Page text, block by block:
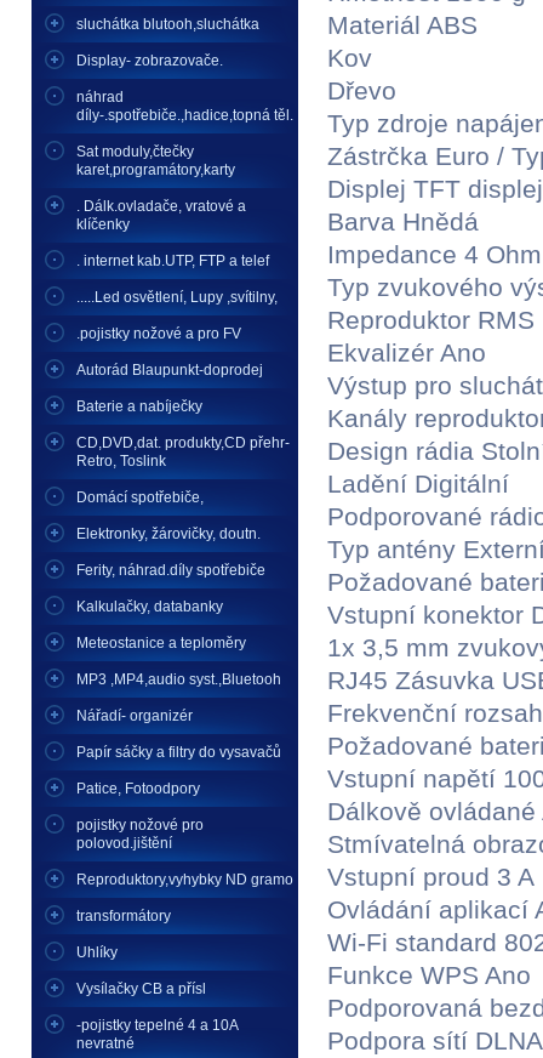
sluchátka blutooh,sluchátka
Display- zobrazovače.
náhrad
díly-.spotřebiče.,hadice,topná těl.
Sat moduly,čtečky
karet,programátory,karty
. Dálk.ovladače, vratové a
klíčenky
. internet kab.UTP, FTP a telef
.....Led osvětlení, Lupy ,svítilny,
.pojistky nožové a pro FV
Autorád Blaupunkt-doprodej
Baterie a nabíječky
CD,DVD,dat. produkty,CD přehr-
Retro, Toslink
Domácí spotřebiče,
Elektronky, žárovičky, doutn.
Ferity, náhrad.díly spotřebiče
Kalkulačky, databanky
Meteostanice a teploměry
MP3 ,MP4,audio syst.,Bluetooh
Nářadí- organizér
Papír sáčky a filtry do vysavačů
Patice, Fotoodpory
pojistky nožové pro
polovod.jištění
Reproduktory,vyhybky ND gramo
transformátory
Uhlíky
Vysílačky CB a přísl
-pojistky tepelné 4 a 10A
nevratné
Materiál ABS
Kov
Dřevo
Typ zdroje
Zástrčka Euro /
Displej TFT displej
Barva Hnědá
Impedance 4 Ohm
Typ zvukového
Reproduktor RMS
Ekvalizér Ano
Výstup pro
Kanály
Design rádia
Ladění Digitální
Podporované
Typ antény
Požadované
Vstupní konektor
1x 3,5 mm
RJ45 Zásuvka
Frekvenční
Požadované
Vstupní napětí
Dálkově
Stmívatelná
Vstupní proud 3 A
Ovládání aplikací
Wi-Fi standard
Funkce WPS Ano
Podporovaná
Podpora sítí